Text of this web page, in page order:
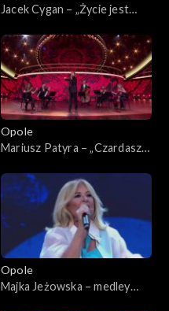
Jacek Cygan – „Życie jest
„Trzy ćwiartki Jacka Cygana”
Opole
Mariusz Patyra – „Czardasz
Koncert „Trzy ćwiartki Jacka
Cygana”
Opole
Majka Jeżowska – medley